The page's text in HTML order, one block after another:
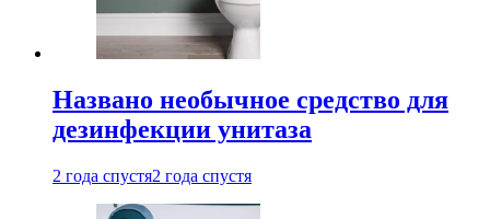
Названо необычное средство для
дезинфекции унитаза
2 года спустя2 года спустя